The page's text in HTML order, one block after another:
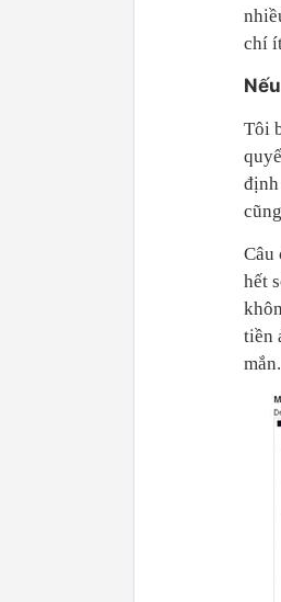
chí
Tôi
định
Câu
hết
tiền
mắn.